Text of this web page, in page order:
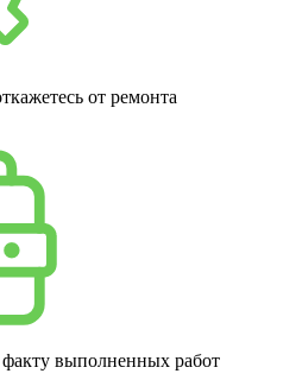
от ремонта
выполненных работ